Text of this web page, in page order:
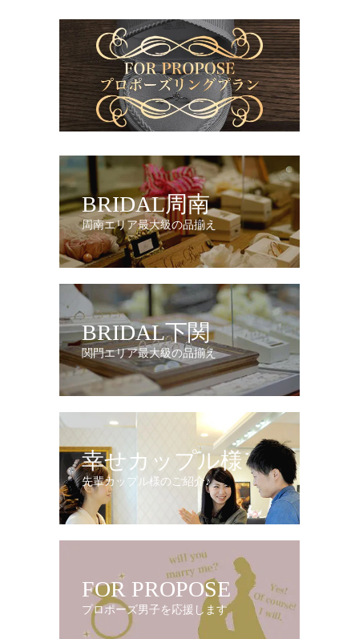
BRIDAL周南
周南エリア最大級の品揃え
BRIDAL下関
関門エリア最大級の品揃え
幸せカップル様
先輩カップル様のご紹介♪
FOR PROPOSE
プロポーズ男子を応援します